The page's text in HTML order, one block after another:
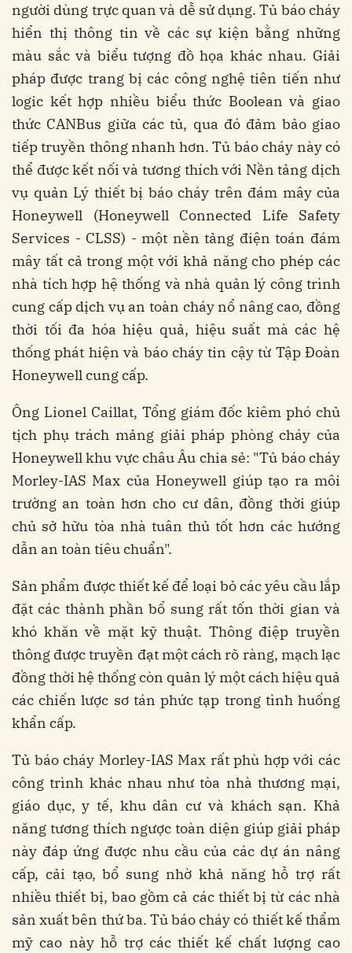
người dùng trực quan và dễ sử dụng. Tủ báo cháy
hiển thị thông tin về các sự kiện bằng những
màu sắc và biểu tượng đồ họa khác nhau. Giải
pháp được trang bị các công nghệ tiên tiến như
logic kết hợp nhiều biểu thức Boolean và giao
thức CANBus giữa các tủ, qua đó đảm bảo giao
tiếp truyền thông nhanh hơn. Tủ báo cháy này có
thể được kết nối và tương thích với Nền tảng dịch
vụ quản Lý thiết bị báo cháy trên đám mây của
Honeywell (Honeywell Connected Life Safety
Services - CLSS) - một nền tảng điện toán đám
mây tất cả trong một với khả năng cho phép các
nhà tích hợp hệ thống và nhà quản lý công trình
cung cấp dịch vụ an toàn cháy nổ nâng cao, đồng
thời tối đa hóa hiệu quả, hiệu suất mà các hệ
thống phát hiện và báo cháy tin cậy từ Tập Đoàn
Honeywell cung cấp.
Ông Lionel Caillat, Tổng giám đốc kiêm phó chủ
tịch phụ trách mảng giải pháp phòng cháy của
Honeywell khu vực châu Âu chia sẻ: "Tủ báo cháy
Morley-IAS Max của Honeywell giúp tạo ra môi
trường an toàn hơn cho cư dân, đồng thời giúp
chủ sở hữu tòa nhà tuân thủ tốt hơn các hướng
dẫn an toàn tiêu chuẩn".
Sản phẩm được thiết kế để loại bỏ các yêu cầu lắp
đặt các thành phần bổ sung rất tốn thời gian và
khó khăn về mặt kỹ thuật. Thông điệp truyền
thông được truyền đạt một cách rõ ràng, mạch lạc
đồng thời hệ thống còn quản lý một cách hiệu quả
các chiến lược sơ tán phức tạp trong tình huống
khẩn cấp.
Tủ báo cháy Morley-IAS Max rất phù hợp với các
công trình khác nhau như tòa nhà thương mại,
giáo dục, y tế, khu dân cư và khách sạn. Khả
năng tương thích ngược toàn diện giúp giải pháp
này đáp ứng được nhu cầu của các dự án nâng
cấp, cải tạo, bổ sung nhờ khả năng hỗ trợ rất
nhiều thiết bị, bao gồm cả các thiết bị từ các nhà
sản xuất bên thứ ba. Tủ báo cháy có thiết kế thẩm
mỹ cao này hỗ trợ các thiết kế chất lượng cao